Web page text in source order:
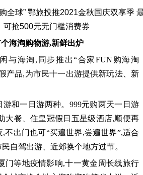
海淘购物游,新鲜出炉
与海淘,同步推出“合家FUN购海淘
产品,为市民十一出游提供新玩法、新
游和一日游两种。999元购两天一日游
大餐、住皇冠假日五星级酒店,顺便再
不出门也可“买遍世界,尝遍世界”,适合
自驾出游、近郊换个地方过节。
门等地疫情影响,十一黄金周长线旅行